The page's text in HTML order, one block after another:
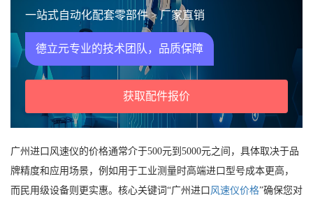
一站式自动化配套零部件 > 厂家直销
德立元专业的技术团队，品质保障
获取配件报价
广州进口风速仪的价格通常介于500元到5000元之间，具体取决于品
牌精度和应用场景，例如用于工业测量时高端进口型号成本更高，
而民用级设备则更实惠。核心关键词“广州进口 风速仪价格”确保您对